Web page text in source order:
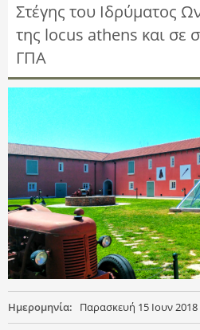
η
ς
Στέγης του Ιδρύματος
της locus athens και σε
ΓΠΑ
Ημερομηνία: Παρασκευή 15 Ιουν 2018